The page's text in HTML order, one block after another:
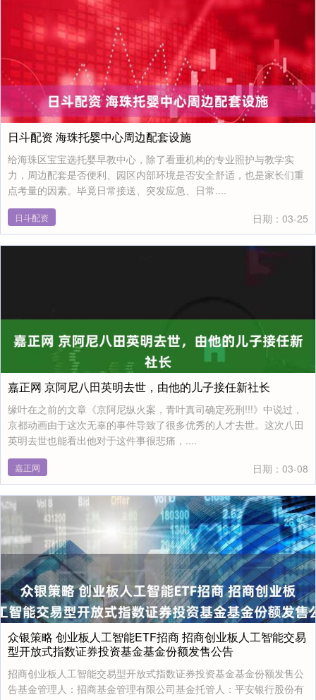
日斗配资 海珠托婴中心周边配套设施
给海珠区宝宝选托婴早教中心，除了看重机构的专业照护与教学实
力，周边配套是否便利、园区内部环境是否安全舒适，也是家长们重
点考量的因素。毕竟日常接送、突发应急、日常....
日斗配资 日期：03-25
嘉正网 京阿尼八田英明去世，由他的儿子接任新社长
缘叶在之前的文章《京阿尼纵火案，青叶真司确定死刑!!!》中说过，
京都动画由于这次无辜的事件导致了很多优秀的人才去世。这次八田
英明去世也能看出他对于这件事很悲痛，....
嘉正网 日期：03-08
众银策略 创业板人工智能ETF招商 招商创业板人工智能交易
型开放式指数证券投资基金基金份额发售公告
招商创业板人工智能交易型开放式指数证券投资基金基金份额发售公
告基金管理人：招商基金管理有限公司基金托管人：平安银行股份有